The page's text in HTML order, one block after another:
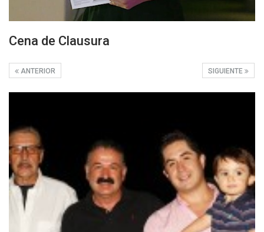
Cena de Clausura
SIGUIENTE
ANTERIOR